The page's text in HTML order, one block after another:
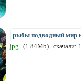
рыбы подводный мир
jpg | (1.84Mb) | скачали: